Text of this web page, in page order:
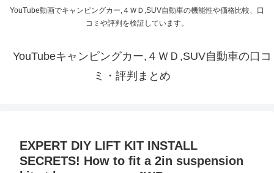
YouTube動画でキャンピングカー,４ＷＤ,SUV自動車の機能性や価格比較、口
コミや評判を検証しています。
YouTubeキャンピングカー,４ＷＤ,SUV自動車の口コ
ミ・評判まとめ
EXPERT DIY LIFT KIT INSTALL
SECRETS! How to fit a 2in suspension